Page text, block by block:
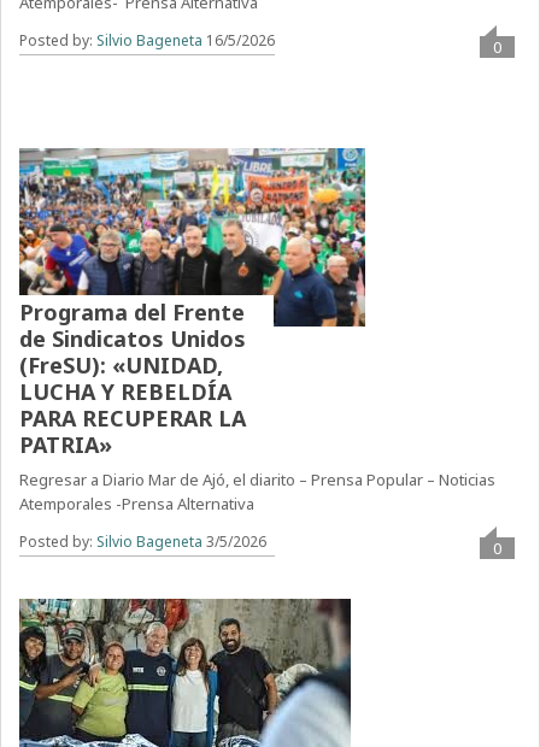
Posted by: Silvio Bageneta 16/5/2026 0
Programa del Frente
de Sindicatos Unidos
(FreSU): «UNIDAD,
LUCHA Y REBELDÍA
PARA RECUPERAR LA
PATRIA»
Regresar a Diario Mar de Ajó, el diarito – Prensa Popular – Noticias
Atemporales -Prensa Alternativa
Posted by: Silvio Bageneta 3/5/2026 0